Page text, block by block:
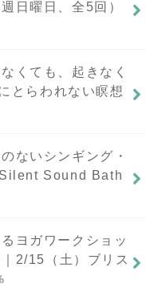
日曜日、全5回）
くても、起きなく
とらわれない瞑想
ないシンギング・
Sound Bath
ヨガワークショッ
2/15（土）ブリス